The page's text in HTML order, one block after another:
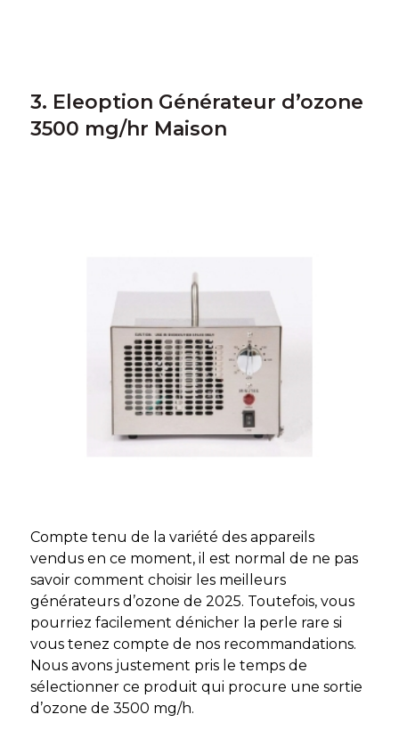
3. Eleoption Générateur d’ozone
3500 mg/hr Maison
Compte tenu de la variété des appareils
vendus en ce moment, il est normal de ne pas
savoir comment choisir les meilleurs
générateurs d’ozone de 2025. Toutefois, vous
pourriez facilement dénicher la perle rare si
vous tenez compte de nos recommandations.
Nous avons justement pris le temps de
sélectionner ce produit qui procure une sortie
d’ozone de 3500 mg/h.